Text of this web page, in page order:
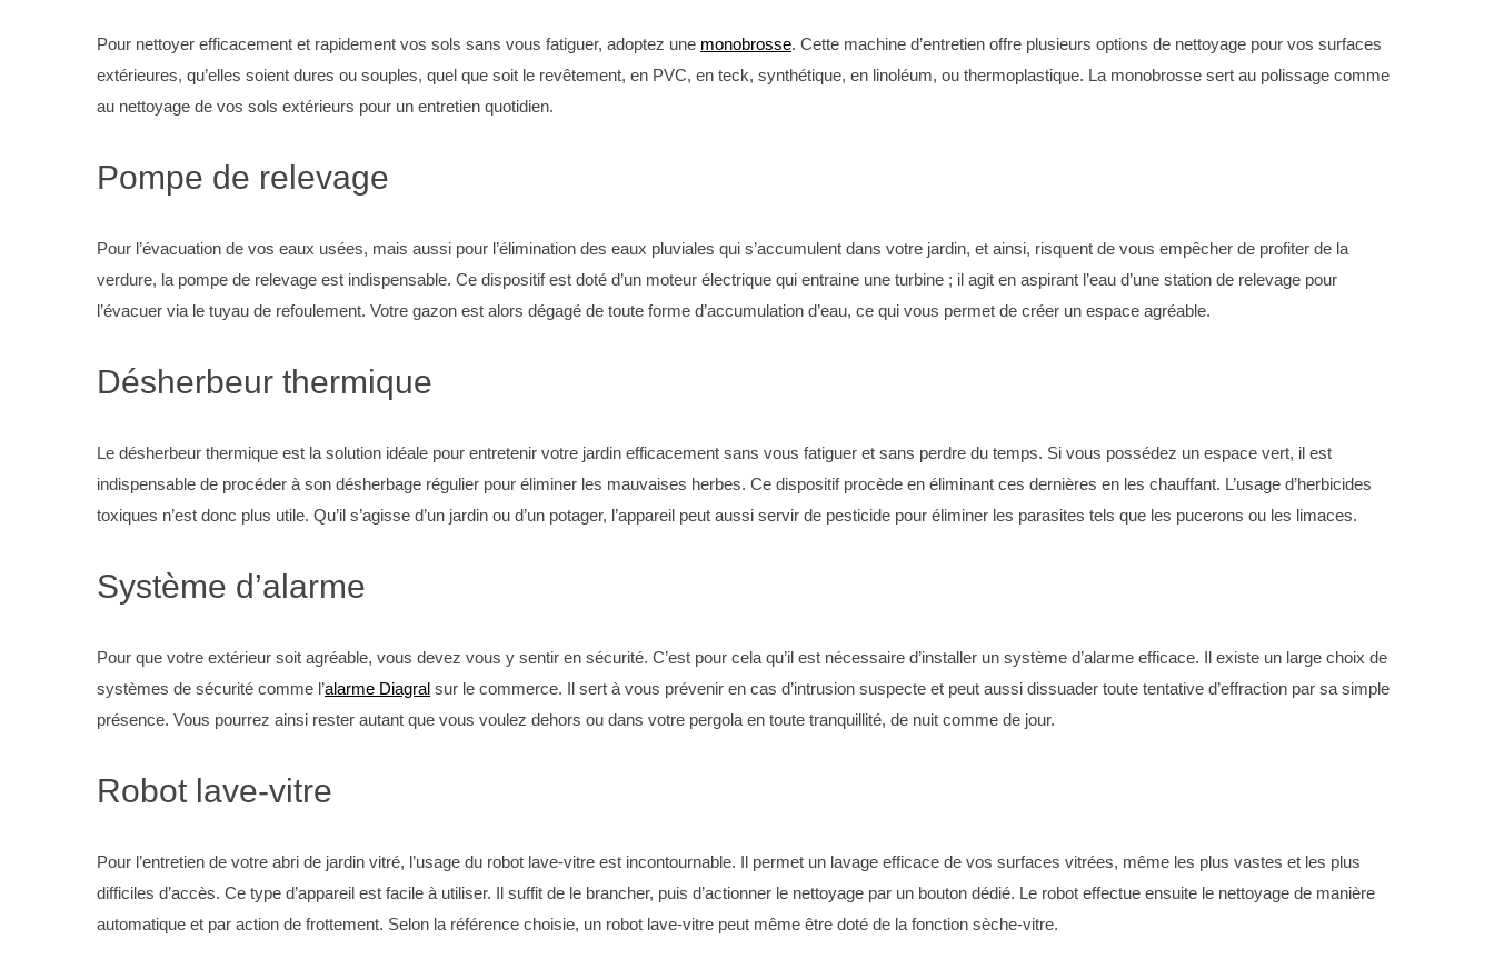
Pour nettoyer efficacement et rapidement vos sols sans vous fatiguer, adoptez une monobrosse. Cette machine d’entretien offre plusieurs options de nettoyage pour vos surfaces
extérieures, qu’elles soient dures ou souples, quel que soit le revêtement, en PVC, en teck, synthétique, en linoléum, ou thermoplastique. La monobrosse sert au polissage comme
au nettoyage de vos sols extérieurs pour un entretien quotidien.
Pompe de relevage
Pour l’évacuation de vos eaux usées, mais aussi pour l’élimination des eaux pluviales qui s’accumulent dans votre jardin, et ainsi, risquent de vous empêcher de profiter de la
verdure, la pompe de relevage est indispensable. Ce dispositif est doté d’un moteur électrique qui entraine une turbine ; il agit en aspirant l’eau d’une station de relevage pour
l’évacuer via le tuyau de refoulement. Votre gazon est alors dégagé de toute forme d’accumulation d’eau, ce qui vous permet de créer un espace agréable.
Désherbeur thermique
Le désherbeur thermique est la solution idéale pour entretenir votre jardin efficacement sans vous fatiguer et sans perdre du temps. Si vous possédez un espace vert, il est
indispensable de procéder à son désherbage régulier pour éliminer les mauvaises herbes. Ce dispositif procède en éliminant ces dernières en les chauffant. L’usage d’herbicides
toxiques n’est donc plus utile. Qu’il s’agisse d’un jardin ou d’un potager, l’appareil peut aussi servir de pesticide pour éliminer les parasites tels que les pucerons ou les limaces.
Système d’alarme
Pour que votre extérieur soit agréable, vous devez vous y sentir en sécurité. C’est pour cela qu’il est nécessaire d’installer un système d’alarme efficace. Il existe un large choix de
systèmes de sécurité comme l’alarme Diagral sur le commerce. Il sert à vous prévenir en cas d’intrusion suspecte et peut aussi dissuader toute tentative d’effraction par sa simple
présence. Vous pourrez ainsi rester autant que vous voulez dehors ou dans votre pergola en toute tranquillité, de nuit comme de jour.
Robot lave-vitre
Pour l’entretien de votre abri de jardin vitré, l’usage du robot lave-vitre est incontournable. Il permet un lavage efficace de vos surfaces vitrées, même les plus vastes et les plus
difficiles d’accès. Ce type d’appareil est facile à utiliser. Il suffit de le brancher, puis d’actionner le nettoyage par un bouton dédié. Le robot effectue ensuite le nettoyage de manière
automatique et par action de frottement. Selon la référence choisie, un robot lave-vitre peut même être doté de la fonction sèche-vitre.